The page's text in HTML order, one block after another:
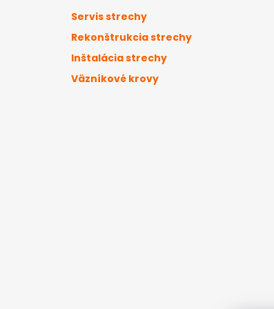
Servis strechy
Rekonštrukcia strechy
Inštalácia strechy
Väzníkové krovy